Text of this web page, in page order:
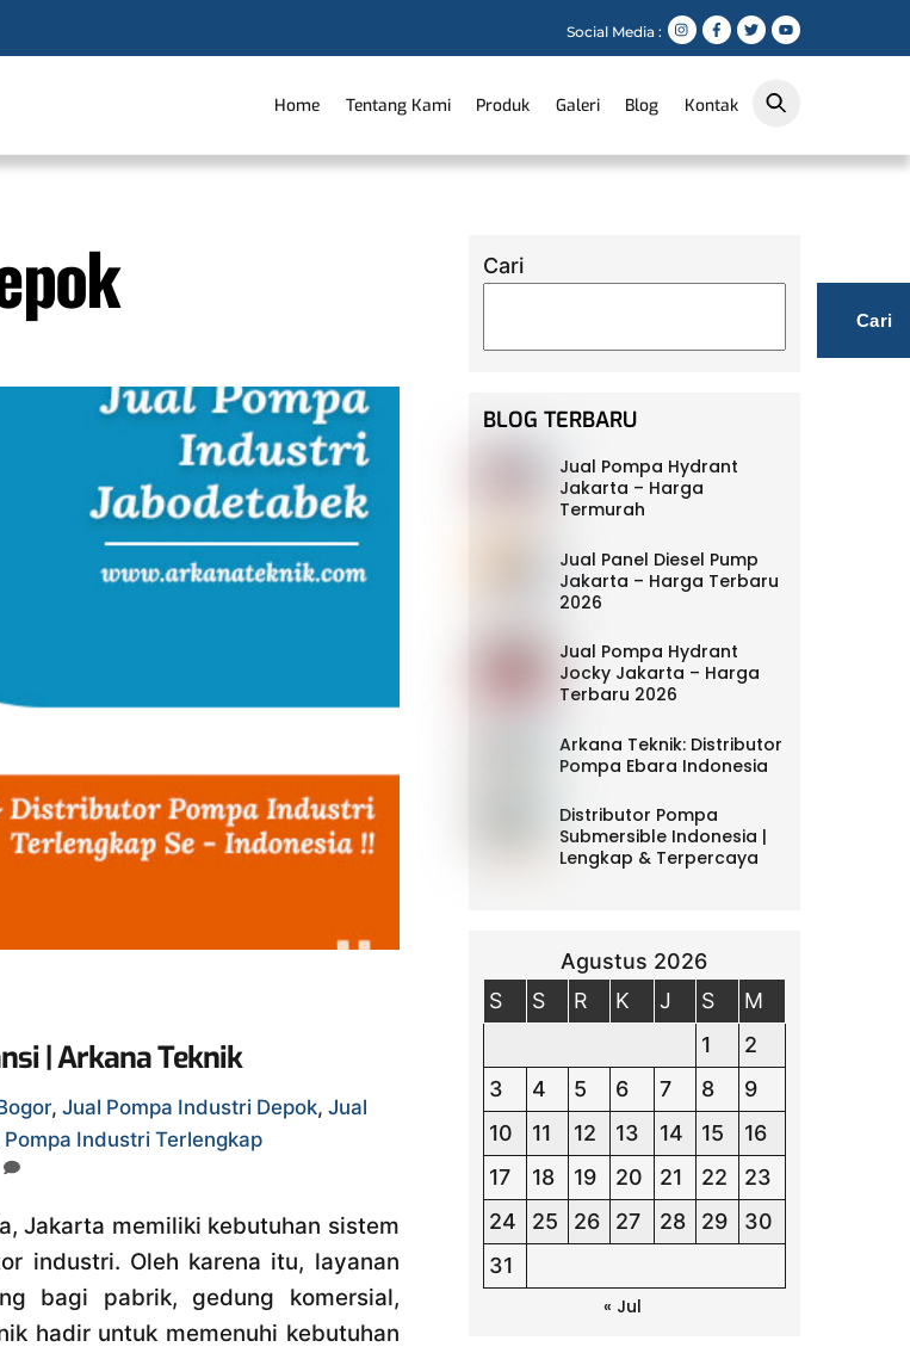
Social Media :
Home Tentang Kami Produk Galeri Blog Kontak
| Arkana Teknik
, Jual Pompa Industri Depok, Jual
Pompa Industri Terlengkap
Jakarta memiliki kebutuhan sistem
industri. Oleh karena itu, layanan
bagi pabrik, gedung komersial,
hadir untuk memenuhi kebutuhan
Cari
Cari
BLOG TERBARU
Jual Pompa Hydrant
Jakarta – Harga
Termurah
Jual Panel Diesel Pump
Jakarta – Harga Terbaru
2026
Jual Pompa Hydrant
Jocky Jakarta – Harga
Terbaru 2026
Arkana Teknik: Distributor
Pompa Ebara Indonesia
Distributor Pompa
Submersible Indonesia |
Lengkap & Terpercaya
Agustus 2026
S
S R K J S
M
1
2
3
4 5 6 7 8
9
10
11 12 13 14 15
16
17
18 19 20 21 22
23
24
25 26 27 28 29
30
31
« Jul